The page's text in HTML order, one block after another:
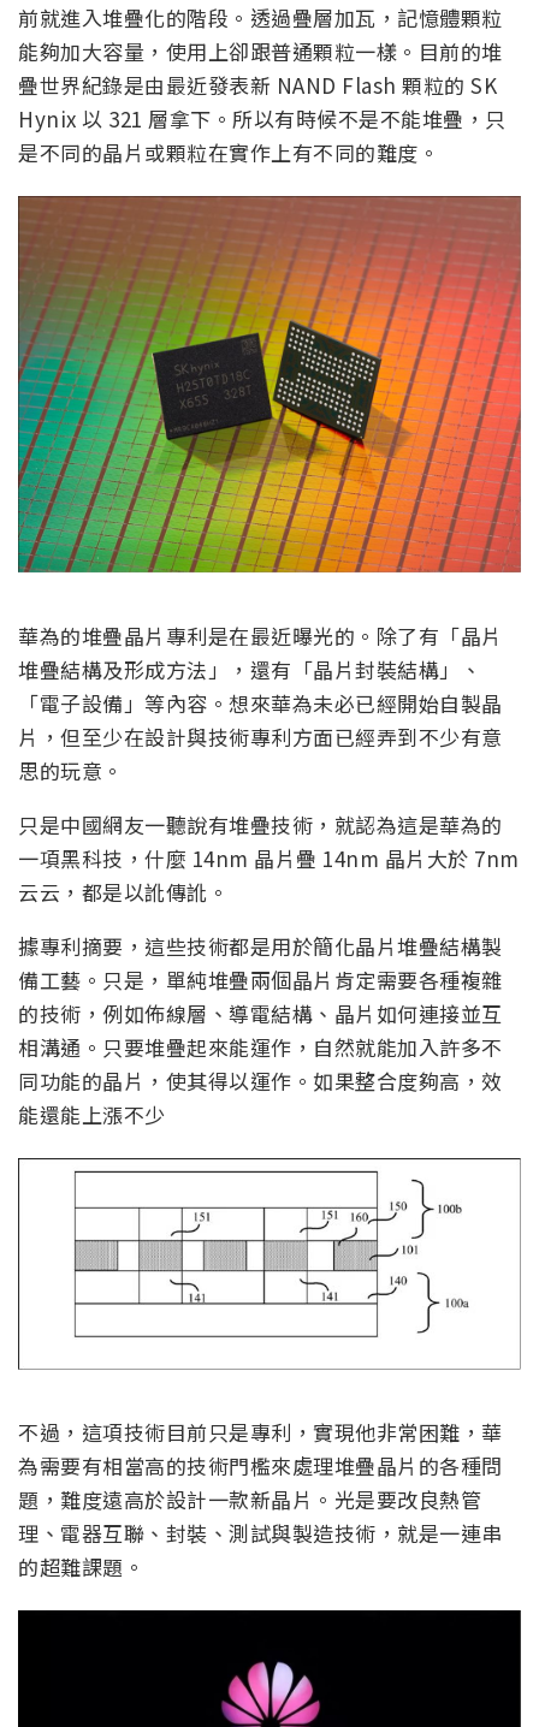
前就進入堆疊化的階段。透過疊層加瓦，記憶體顆粒
能夠加大容量，使用上卻跟普通顆粒一樣。目前的堆
疊世界紀錄是由最近發表新 NAND Flash 顆粒的 SK
Hynix 以 321 層拿下。所以有時候不是不能堆疊，只
是不同的晶片或顆粒在實作上有不同的難度。
華為的堆疊晶片專利是在最近曝光的。除了有「晶片
堆疊結構及形成方法」，還有「晶片封裝結構」、
「電子設備」等內容。想來華為未必已經開始自製晶
片，但至少在設計與技術專利方面已經弄到不少有意
思的玩意。
只是中國網友一聽說有堆疊技術，就認為這是華為的
一項黑科技，什麼 14nm 晶片疊 14nm 晶片大於 7nm
云云，都是以訛傳訛。
據專利摘要，這些技術都是用於簡化晶片堆疊結構製
備工藝。只是，單純堆疊兩個晶片肯定需要各種複雜
的技術，例如佈線層、導電結構、晶片如何連接並互
相溝通。只要堆疊起來能運作，自然就能加入許多不
同功能的晶片，使其得以運作。如果整合度夠高，效
能還能上漲不少
不過，這項技術目前只是專利，實現他非常困難，華
為需要有相當高的技術門檻來處理堆疊晶片的各種問
題，難度遠高於設計一款新晶片。光是要改良熱管
理、電器互聯、封裝、測試與製造技術，就是一連串
的超難課題。